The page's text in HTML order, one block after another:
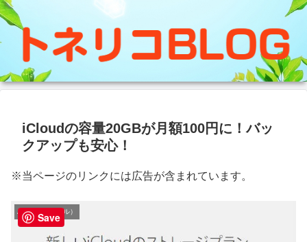
iCloudの容量20GBが月額100円に！バッ
クアップも安心！
※当ページのリンクには広告が含まれています。
Apple（アップル）
Save